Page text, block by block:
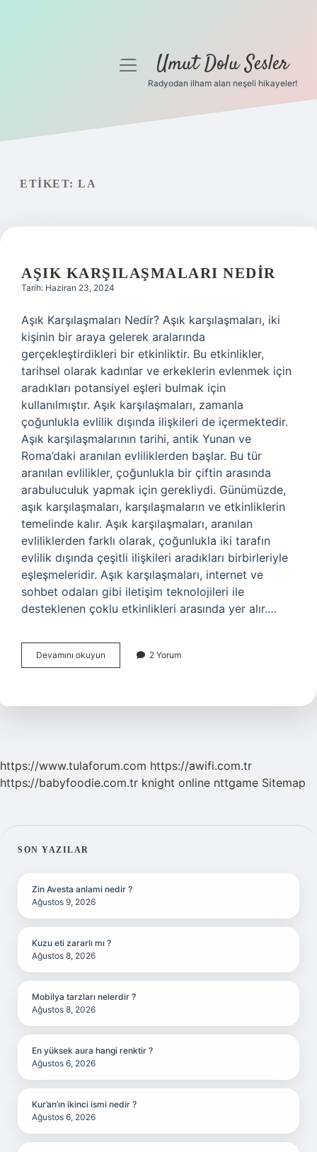
Gizlilik Politikası
menüyüUmut Dolu Sesler
Radyodan ilham alan neşeli hikayeler!
ETIKET: LA
AŞIK KARŞILAŞMALARI NEDIR
Tarih: Haziran 23, 2024
Aşık Karşılaşmaları Nedir? Aşık karşılaşmaları, iki
kişinin bir araya gelerek aralarında
gerçekleştirdikleri bir etkinliktir. Bu etkinlikler,
tarihsel olarak kadınlar ve erkeklerin evlenmek için
aradıkları potansiyel eşleri bulmak için
kullanılmıştır. Aşık karşılaşmaları, zamanla
çoğunlukla evlilik dışında ilişkileri de içermektedir.
Aşık karşılaşmalarının tarihi, antik Yunan ve
Roma’daki aranılan evliliklerden başlar. Bu tür
aranılan evlilikler, çoğunlukla bir çiftin arasında
arabuluculuk yapmak için gerekliydi. Günümüzde,
aşık karşılaşmaları, karşılaşmaların ve etkinliklerin
temelinde kalır. Aşık karşılaşmaları, aranılan
evliliklerden farklı olarak, çoğunlukla iki tarafın
evlilik dışında çeşitli ilişkileri aradıkları birbirleriyle
eşleşmeleridir. Aşık karşılaşmaları, internet ve
sohbet odaları gibi iletişim teknolojileri ile
desteklenen çoklu etkinlikleri arasında yer alır.…
Devamını okuyun
karşılaşmaları
2 Yorum
https://www.tulaforum.com https://awifi.com.tr
https://babyfoodie.com.tr knight online nttgame Sitemap
SIDEBAR
SON YAZILAR
Zin Avesta anlami nedir ?
Ağustos 9, 2026
Kuzu eti zararlı mı ?
Ağustos 8, 2026
Mobilya tarzları nelerdir ?
Ağustos 8, 2026
En yüksek aura hangi renktir ?
Ağustos 6, 2026
Kur’an’ın ikinci ismi nedir ?
Ağustos 6, 2026